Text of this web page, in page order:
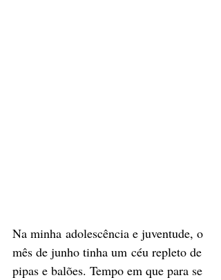
Na minha adolescência e juventude, o
mês de junho tinha um céu repleto de
pipas e balões. Tempo em que para se